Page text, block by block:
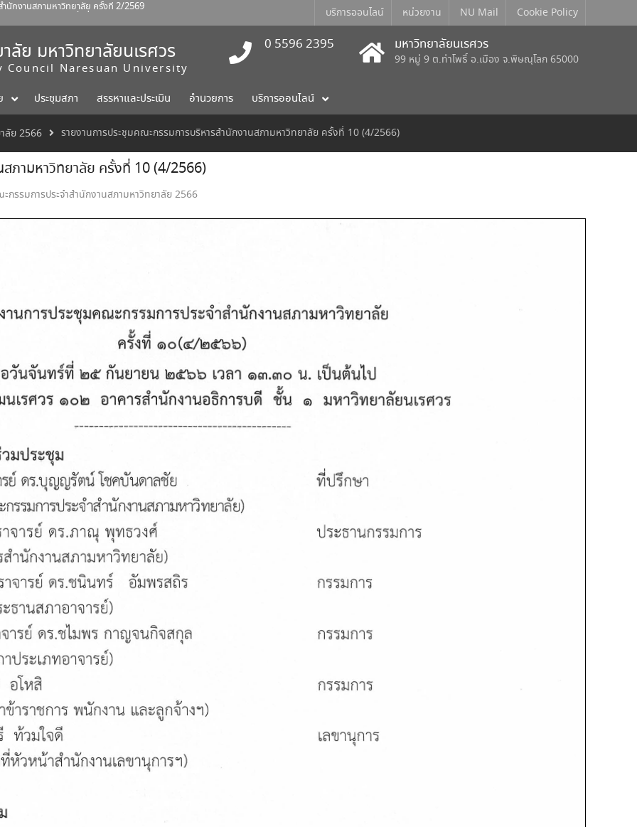
นักงานสภามหาวิทยาลัย ครั้งที่ 2/2569
ทยาลัยนเรศวร ครั้งที่ 9 (5/2569)
ทคโนโลยี
บริการออนไลน์ หน่วยงาน NU Mail Cookie Policy
ลัย มหาวิทยาลัยนเรศวร
Naresuan University
0 5596 2395 มหาวิทยาลัยนเรศวร
99 หมู่ 9 ต.ท่าโพธิ์ อ.เมือง จ.พิษณุโลก 65000
ประชุมสภา สรรหาและประเมิน อำนวยการ บริการออนไลน์
ลัย 2566 รายงานการประชุมคณะกรรมการบริหารสำนักงานสภามหาวิทยาลัย ครั้งที่ 10 (4/2566)
ภามหาวิทยาลัย ครั้งที่ 10 (4/2566)
กรรมการประจำสำนักงานสภามหาวิทยาลัย 2566